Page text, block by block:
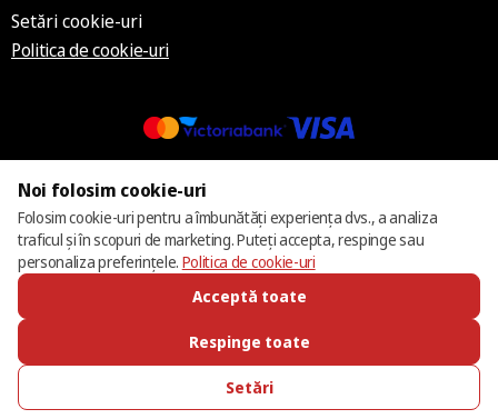
Setări cookie-uri
Politica de cookie-uri
© 2013 – 2026 ECOM
SUNĂ-NE FAVORITE CATALOG AUTENTIFICARE
Noi folosim cookie-uri
Folosim cookie-uri pentru a îmbunătăți experiența dvs., a analiza
traficul și în scopuri de marketing. Puteți accepta, respinge sau
personaliza preferințele. Politica de cookie-uri
Acceptă toate
Respinge toate
Setări